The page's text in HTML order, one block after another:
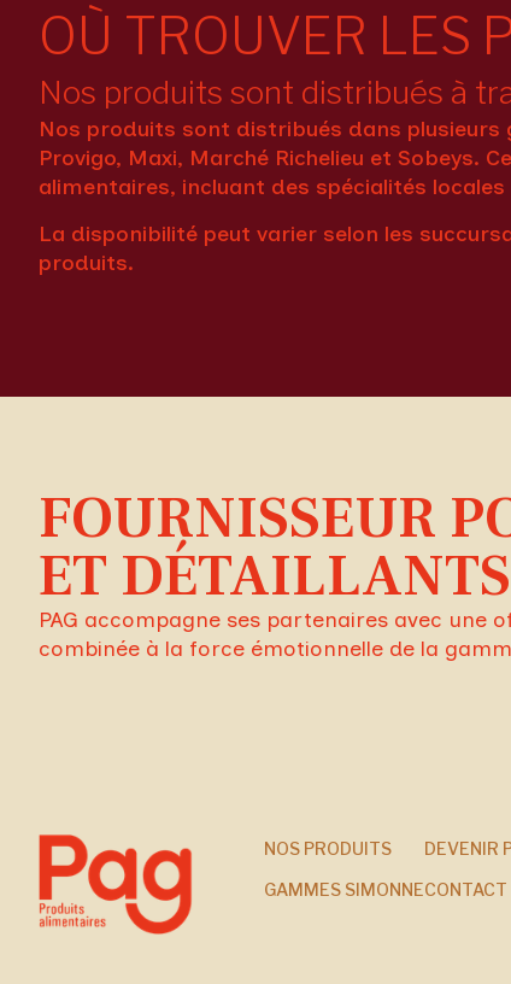
OÙ TROUVER LES
Nos produits sont distribués à
Nos produits sont distribués dans plusieurs
Provigo, Maxi, Marché Richelieu et Sobeys.
alimentaires, incluant des spécialités
La disponibilité peut varier selon les
produits.
FOURNISSEUR
ET DÉTAILLANTS
PAG accompagne ses partenaires avec
combinée à la force émotionnelle de la
NOS PRODUITS
GAMMES SIMONNE
DEVENIR
CONTACT